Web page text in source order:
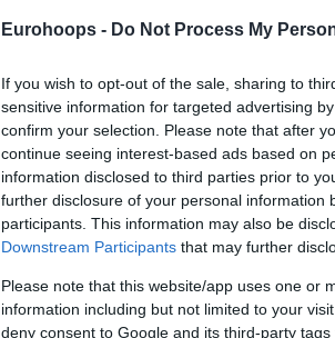
Eurohoops - Do Not Process My
If you wish to opt-out of the sale, sharing to
sensitive information for targeted advertising
confirm your selection. Please note that after
continue seeing interest-based ads based on
information disclosed to third parties prior to
further disclosure of your personal information
participants. This information may also be
Downstream Participants that may further
Please note that this website/app uses one or
information including but not limited to your
deny consent to Google and its third-party
06/APR/22 09:09
NBA'de Indiana
Philadelphia 76ers'tı.
Darius
Maçını
Pacers’ı
Devirdi
09/MAR/22 07:35
NBA'de Indiana